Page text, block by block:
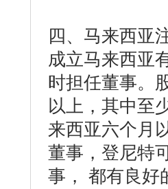
四、马来西亚
成立马来西亚
时担任董事。
以上，其中至
来西亚六个月
董事，登尼特
事， 都有良好